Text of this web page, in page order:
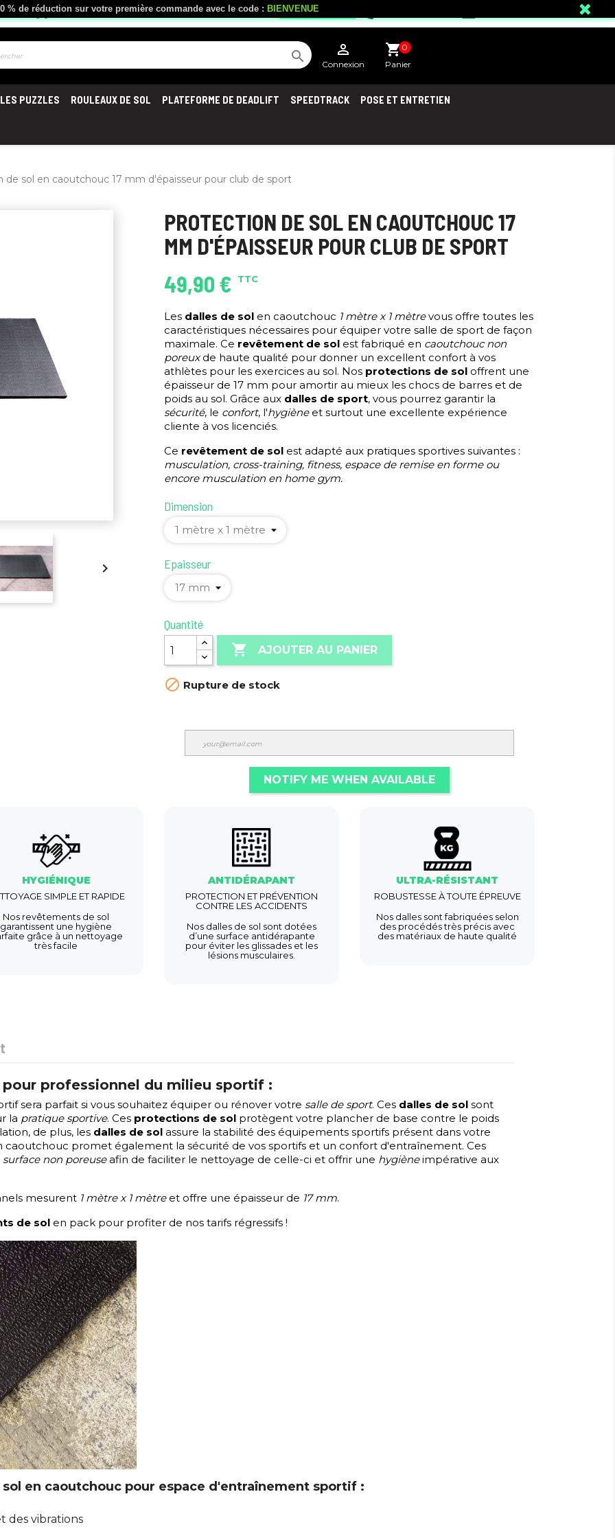
local_shipping Livraison offerteà partir de 300 € Service client
 
Connexion
shopping_cart
Panier
0
PUZZLES ROULEAUX DE SOL PLATEFORME DE DEADLIFT SPEEDTRACK POSE ET ENTRETIEN
de sol en caoutchouc 17 mm d'épaisseur pour club de sport

PROTECTION DE SOL EN CAOUTCHOUC 17
MM D'ÉPAISSEUR POUR CLUB DE SPORT
49,90 €
TTC
Les dalles de sol en caoutchouc 1 mètre x 1 mètrevous offre toutes les
caractéristiques nécessaires pour équiper votre salle de sport de façon
maximale. Ce revêtement de sol est fabriqué en caoutchouc non
poreuxde haute qualité pour donner un excellent confort à vos
athlètes pour les exercices au sol. Nos protections de sol offrent une
épaisseur de 17 mm pour amortir au mieux les chocs de barres et de
poids au sol. Grâce aux dalles de sport, vous pourrez garantir la
sécurité, le confort, l'hygièneet surtout une excellente expérience
cliente à vos licenciés.
Ce revêtement de sol est adapté aux pratiques sportives suivantes :
musculation, cross-training, fitness, espace de remise en forme ou
encore musculation en home gym.
Dimension
Epaisseur
Quantité
 AJOUTER AU PANIER
 Rupture de stock
NOTIFY ME WHEN AVAILABLE
HYGIÉNIQUE
SIMPLE ET RAPIDE
Nos revêtements de sol
garantissent une hygiène
grâce à un nettoyage
très facile
ANTIDÉRAPANT
PROTECTION ET PRÉVENTION
CONTRE LES ACCIDENTS
Nos dalles de sol sont dotées
d’une surface antidérapante
pour éviter les glissades et les
lésions musculaires.
ULTRA-RÉSISTANT
ROBUSTESSE À TOUTE ÉPREUVE
Nos dalles sont fabriquées selon
des procédés très précis avec
des matériaux de haute qualité
professionnel du milieu sportif :
sera parfait si vous souhaitez équiper ou rénover votre salle de sport. Ces dalles de sol sont
la pratique sportive. Ces protections de sol protègent votre plancher de base contre le poids
de plus, les dalles de sol assure la stabilité des équipements sportifs présent dans votre
caoutchouc promet également la sécurité de vos sportifs et un confort d'entraînement. Ces
surface non poreuseafin de faciliter le nettoyage de celle-ci et offrir une hygièneimpérative aux
mesurent 1 mètre x 1 mètreet offre une épaisseur de 17 mm.
de sol en pack pour profiter de nos tarifs régressifs !
en caoutchouc pour espace d'entraînement sportif :
des vibrations
% de réduction sur votre première commande avec le code : BIENVENUE